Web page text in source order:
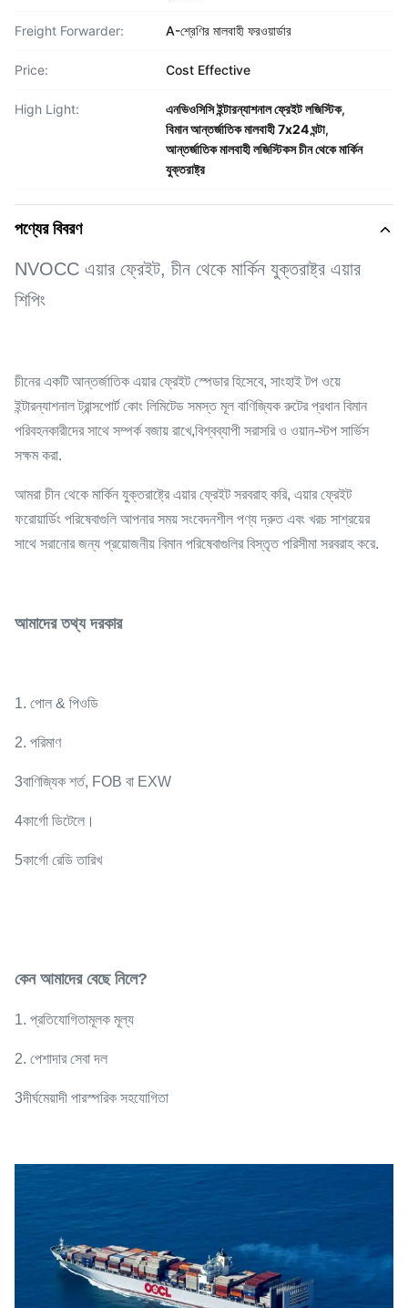
Freight Forwarder: A-শ্রেণির মালবাহী ফরওয়ার্ডার
Price: Cost Effective
High Light: এনভিওসিসি ইন্টারন্যাশনাল ফ্রেইট লজিস্টিক,
বিমান আন্তর্জাতিক মালবাহী 7x24 ঘন্টা,
আন্তর্জাতিক মালবাহী লজিস্টিকস চীন থেকে মার্কিন
যুক্তরাষ্ট্র
পণ্যের বিবরণ
NVOCC এয়ার ফ্রেইট, চীন থেকে মার্কিন যুক্তরাষ্ট্র এয়ার
শিপিং
চীনের একটি আন্তর্জাতিক এয়ার ফ্রেইট স্পেডার হিসেবে, সাংহাই টপ ওয়ে
ইন্টারন্যাশনাল ট্রান্সপোর্ট কোং লিমিটেড সমস্ত মূল বাণিজ্যিক রুটের প্রধান বিমান
পরিবহনকারীদের সাথে সম্পর্ক বজায় রাখে,বিশ্বব্যাপী সরাসরি ও ওয়ান-স্টপ সার্ভিস
সক্ষম করা.
আমরা চীন থেকে মার্কিন যুক্তরাষ্ট্রে এয়ার ফ্রেইট সরবরাহ করি, এয়ার ফ্রেইট
ফরোয়ার্ডিং পরিষেবাগুলি আপনার সময় সংবেদনশীল পণ্য দ্রুত এবং খরচ সাশ্রয়ের
সাথে সরানোর জন্য প্রয়োজনীয় বিমান পরিষেবাগুলির বিস্তৃত পরিসীমা সরবরাহ করে.
আমাদের তথ্য দরকার
1. পোল & পিওডি
2. পরিমাণ
3বাণিজ্যিক শর্ত, FOB বা EXW
4কার্গো ডিটেলে।
5কার্গো রেডি তারিখ
কেন আমাদের বেছে নিলে?
1. প্রতিযোগিতামূলক মূল্য
2. পেশাদার সেবা দল
3দীর্ঘমেয়াদী পারস্পরিক সহযোগিতা